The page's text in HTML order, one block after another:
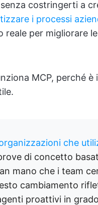
costringerti a
i processi
reale per migliorare
MCP, perché
che
di concetto
mano che i team
cambiamento
proattivi in